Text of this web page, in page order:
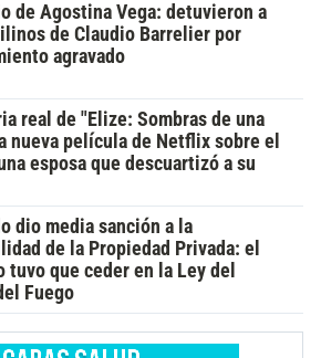
de Agostina Vega: detuvieron a
de Claudio Barrelier por
agravado
real de "Elize: Sombras de una
nueva película de Netflix sobre el
esposa que descuartizó a su
dio media sanción a la
de la Propiedad Privada: el
tuvo que ceder en la Ley del
Fuego